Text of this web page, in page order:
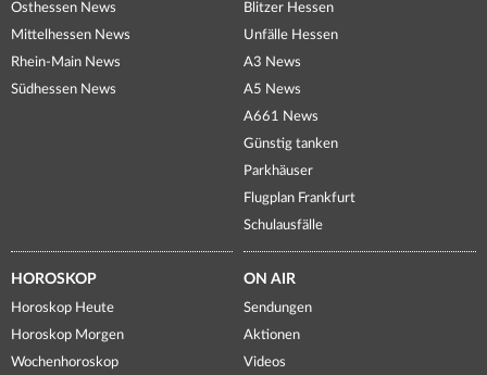
Osthessen News
Mittelhessen News
Rhein-Main News
Südhessen News
Blitzer Hessen
Unfälle Hessen
A3 News
A5 News
A661 News
Günstig tanken
Parkhäuser
Flugplan Frankfurt
Schulausfälle
HOROSKOP
Horoskop Heute
Horoskop Morgen
Wochenhoroskop
ON AIR
Sendungen
Aktionen
Videos